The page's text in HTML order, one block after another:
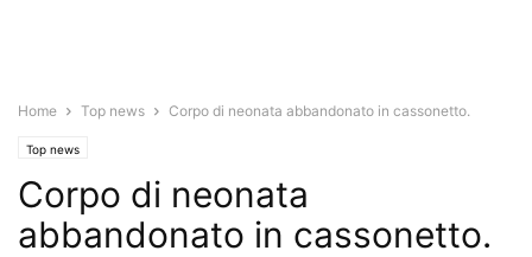
Home Top news Corpo di neonata abbandonato in cassonetto.
Top news
Corpo di neonata
abbandonato in cassonetto.